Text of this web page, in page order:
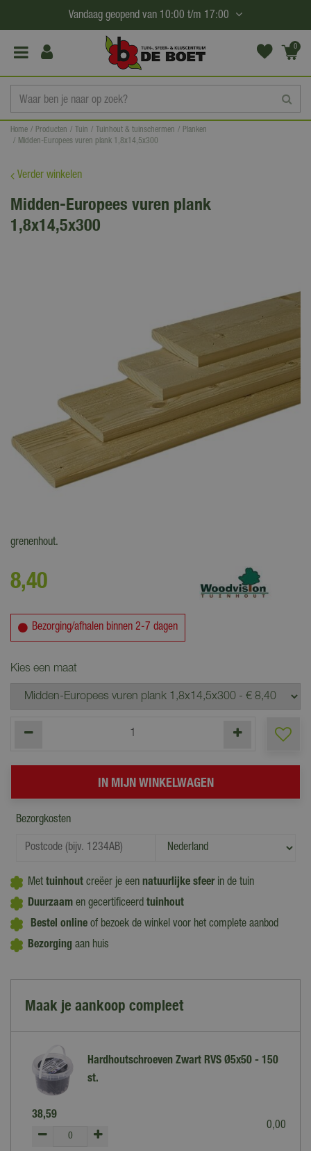
a
Home Producten Tuin Tuinhout & tuinschermen
Planken
Midden-Europees vuren plank 1,8x14,5x300
Vandaag geopend van 10:00 t/m 17:00
0
(€0,
Verder winkelen
Midden-Europees vuren plank
1,8x14,5x300
grenenhout.
8,40
Bezorging/afhalen binnen 2-7 dagen
Kies een maat
Bezorgkosten
Met tuinhout creëer je een natuurlijke sfeerin de tuin
Duurzaam en gecertificeerd tuinhout
Bestel online of bezoek de winkel voor het complete aanbod
Bezorging aan huis
Maak je aankoop compleet
Hardhoutschroeven Zwart RVS Ø5x50 - 150
st.
38,59
0,00